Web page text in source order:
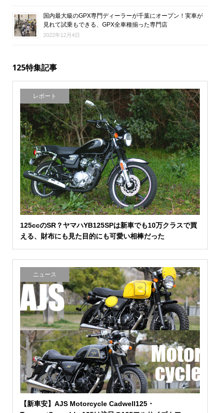
国内最大級のGPX専門ディーラーが千葉にオープン！実車が
見れて試乗もできる、GPX全車種揃った専門店
2022年12月4日
125特集記事
レポート
125ccのSR？ヤマハYB125SPは新車でも10万クラスで買
える、財布にも見た目的にも可愛い相棒だった
ニュース
【新車安】AJS Motorcycle Cadwell125・